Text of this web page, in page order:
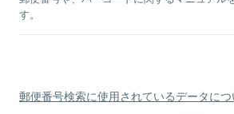
す。
郵便番号検索に使用されているデータにつ